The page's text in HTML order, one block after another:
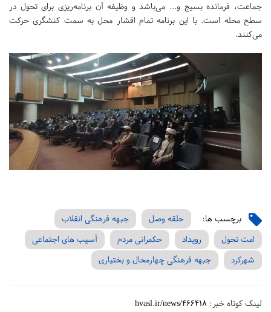
جماعت، فرمانده بسیج و... می‌باشد و وظیفه آن برنامه‌ریزی برای تحول در
سطح محله است. با این برنامه تمام اقشار محل به سمت کنشگری حرکت
می‌کنند.
برچسب ها: حلقه وصل
جبهه فرهنگی انقلاب
امت تحول
رویداد حکمرانی مردم
آسیب های اجتماعی
شهرکرد
جبهه فرهنگی چهارمحال و بختیاری
لینک کوتاه خبر: hvasl.ir/news/466418